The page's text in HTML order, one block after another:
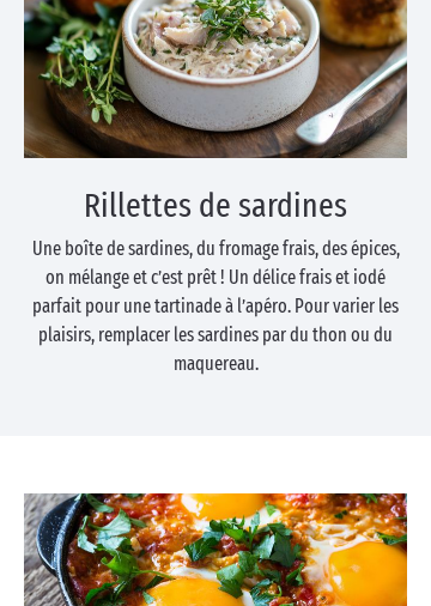
Rillettes de sardines
Une boîte de sardines, du fromage frais, des épices,
on mélange et c’est prêt ! Un délice frais et iodé
parfait pour une tartinade à l’apéro. Pour varier les
plaisirs, remplacer les sardines par du thon ou du
maquereau.